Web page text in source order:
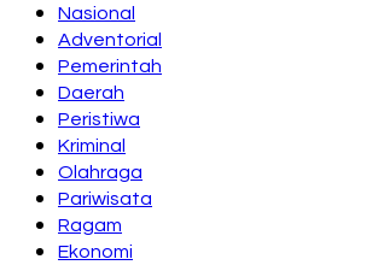
Nasional
Adventorial
Pemerintah
Daerah
Peristiwa
Kriminal
Olahraga
Pariwisata
Ragam
Ekonomi